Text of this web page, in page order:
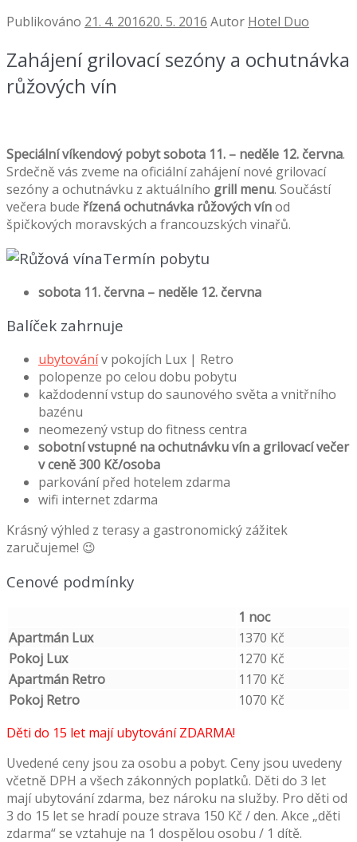
Publikováno 21. 4. 201620. 5. 2016 Autor Hotel Duo
Zahájení grilovací sezóny a ochutnávka
růžových vín
Speciální víkendový pobyt sobota 11. – neděle 12. června.
Srdečně vás zveme na oficiální zahájení nové grilovací
sezóny a ochutnávku z aktuálního grill menu. Součástí
večera bude řízená ochutnávka růžových vínod
špičkových moravských a francouzských vinařů.
Termín pobytu
sobota 11. června – neděle 12. června
Balíček zahrnuje
ubytovánív pokojích Lux | Retro
polopenze po celou dobu pobytu
každodenní vstup do saunového světa a vnitřního
bazénu
neomezený vstup do fitness centra
sobotní vstupné na ochutnávku vín a grilovací večer
v ceně 300 Kč/osoba
parkování před hotelem zdarma
wifi internet zdarma
Krásný výhled z terasy a gastronomický zážitek
zaručujeme! 😉
Cenové podmínky
1 noc
Apartmán Lux
1370 Kč
Pokoj Lux
1270 Kč
Apartmán Retro
1170 Kč
Pokoj Retro
1070 Kč
Děti do 15 let mají ubytování ZDARMA!
Uvedené ceny jsou za osobu a pobyt. Ceny jsou uvedeny
včetně DPH a všech zákonných poplatků. Děti do 3 let
mají ubytování zdarma, bez nároku na služby. Pro děti od
3 do 15 let se hradí pouze strava 150 Kč / den. Akce „děti
zdarma“ se vztahuje na 1 dospělou osobu / 1 dítě.